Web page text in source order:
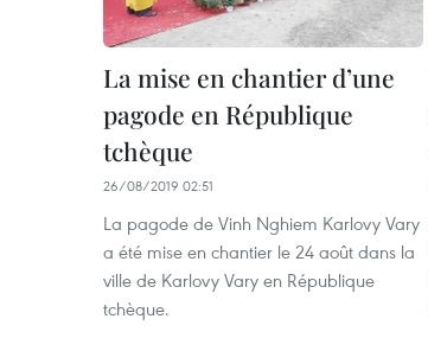
La mise en chantier d’une
pagode en République
tchèque
26/08/2019 02:51
La pagode de Vinh Nghiem Karlovy Vary
a été mise en chantier le 24 août dans la
ville de Karlovy Vary en République
tchèque.